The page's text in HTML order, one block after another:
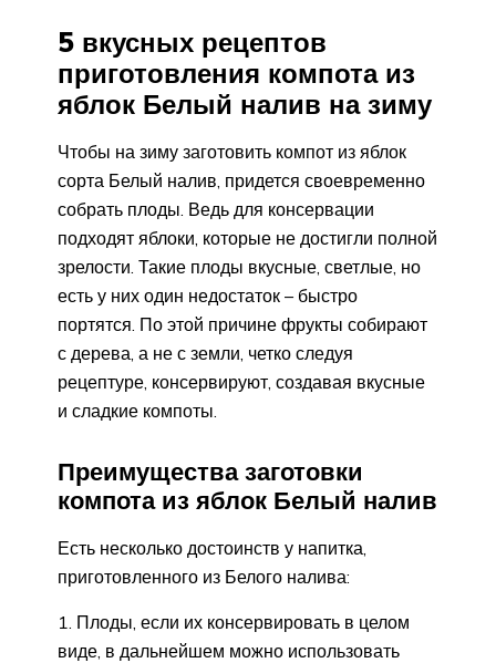
5 вкусных рецептов
приготовления компота из
яблок Белый налив на зиму
Чтобы на зиму заготовить компот из яблок
сорта Белый налив, придется своевременно
собрать плоды. Ведь для консервации
подходят яблоки, которые не достигли полной
зрелости. Такие плоды вкусные, светлые, но
есть у них один недостаток – быстро
портятся. По этой причине фрукты собирают
с дерева, а не с земли, четко следуя
рецептуре, консервируют, создавая вкусные
и сладкие компоты.
Преимущества заготовки
компота из яблок Белый налив
Есть несколько достоинств у напитка,
приготовленного из Белого налива:
Плоды, если их консервировать в целом
виде, в дальнейшем можно использовать